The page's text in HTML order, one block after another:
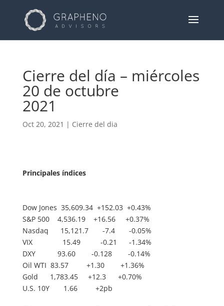
Cierre del día – miércoles
20 de octubre
2021
Oct 20, 2021 | Cierre del dia
Principales índices
Dow Jones 35,609.34 +152.03 +0.43%
S&P 500 4,536.19 +16.56 +0.37%
Nasdaq 15,121.7 -7.4 -0.05%
VIX 15.49 -0.21 -1.34%
DXY 93.60 -0.128 -0.14%
Oil WTI 83.57 +1.30 +1.36%
Gold 1,783.45 +12.3 +0.70%
U.S. 10Y 1.66 +2pb